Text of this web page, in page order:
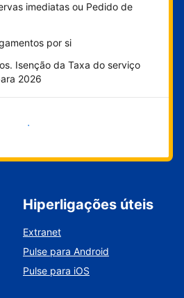
imediatas ou Pedido de
por si
Isenção da Taxa do serviço
2026
já
Hiperligações úteis
Extranet
Pulse para Android
Pulse para iOS